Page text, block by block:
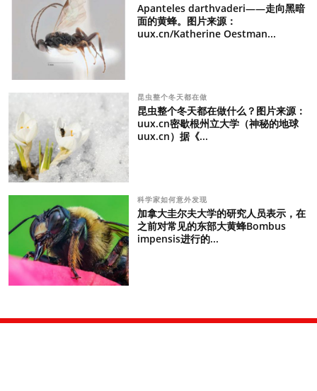
Apanteles darthvaderi——走向黑暗
面的黄蜂。图片来源：
uux.cn/Katherine Oestman...
昆虫整个冬天都在做
昆虫整个冬天都在做什么？图片来源：
uux.cn密歇根州立大学（神秘的地球
uux.cn）据《...
科学家如何意外发现
加拿大圭尔夫大学的研究人员表示，在
之前对常见的东部大黄蜂Bombus
impensis进行的...